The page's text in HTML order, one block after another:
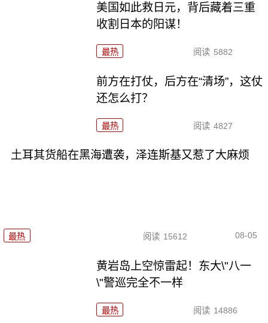
美国如此救日元，背后藏着三重
收割日本的阳谋！
最热 阅读 5882
前方在打仗，后方在“清场”，这仗
还怎么打？
最热 阅读 4827
土耳其货船在黑海遭袭，泽连斯基又惹了大麻烦
最热 阅读 15612 08-05
黄岩岛上空惊雷起！东大\"八一
\"警巡完全不一样
最热 阅读 14886